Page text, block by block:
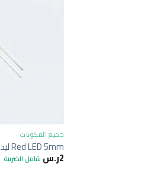
جميع المكونات
Red LED 5mm ليد احمر
2ر.س شامل الضريبة